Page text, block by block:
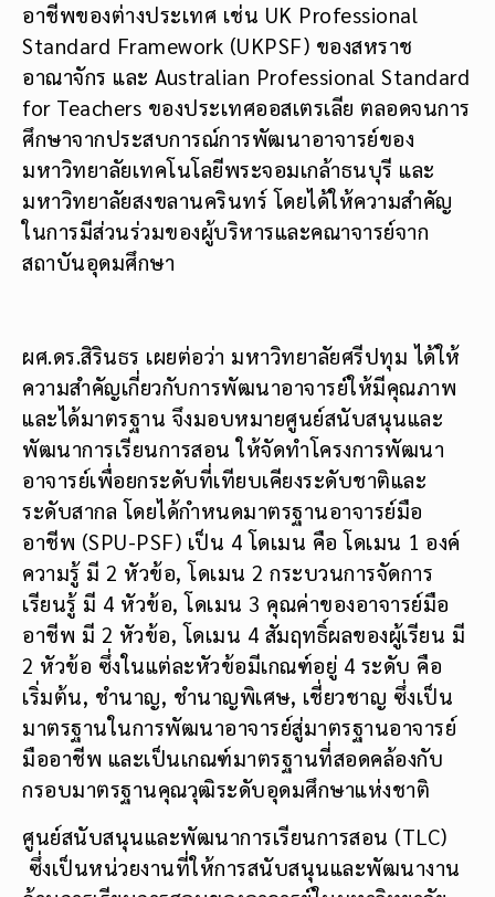
อาชีพของต่างประเทศ เช่น UK Professional
Standard Framework (UKPSF) ของสหราช
อาณาจักร และ Australian Professional Standard
for Teachers ของประเทศออสเตรเลีย ตลอดจนการ
ศึกษาจากประสบการณ์การพัฒนาอาจารย์ของ
มหาวิทยาลัยเทคโนโลยีพระจอมเกล้าธนบุรี และ
มหาวิทยาลัยสงขลานครินทร์ โดยได้ให้ความสำคัญ
ในการมีส่วนร่วมของผู้บริหารและคณาจารย์จาก
สถาบันอุดมศึกษา
ผศ.ดร.สิรินธร เผยต่อว่า มหาวิทยาลัยศรีปทุม ได้ให้
ความสำคัญเกี่ยวกับการพัฒนาอาจารย์ให้มีคุณภาพ
และได้มาตรฐาน จึงมอบหมายศูนย์สนับสนุนและ
พัฒนาการเรียนการสอน ให้จัดทำโครงการพัฒนา
อาจารย์เพื่อยกระดับที่เทียบเคียงระดับชาติและ
ระดับสากล โดยได้กำหนดมาตรฐานอาจารย์มือ
อาชีพ (SPU-PSF) เป็น 4 โดเมน คือ โดเมน 1 องค์
ความรู้ มี 2 หัวข้อ, โดเมน 2 กระบวนการจัดการ
เรียนรู้ มี 4 หัวข้อ, โดเมน 3 คุณค่าของอาจารย์มือ
อาชีพ มี 2 หัวข้อ, โดเมน 4 สัมฤทธิ์ผลของผู้เรียน มี
2 หัวข้อ ซึ่งในแต่ละหัวข้อมีเกณฑ์อยู่ 4 ระดับ คือ
เริ่มต้น, ชำนาญ, ชำนาญพิเศษ, เชี่ยวชาญ ซึ่งเป็น
มาตรฐานในการพัฒนาอาจารย์สู่มาตรฐานอาจารย์
มืออาชีพ และเป็นเกณฑ์มาตรฐานที่สอดคล้องกับ
กรอบมาตรฐานคุณวุฒิระดับอุดมศึกษาแห่งชาติ
ศูนย์สนับสนุนและพัฒนาการเรียนการสอน (TLC)
ซึ่งเป็นหน่วยงานที่ให้การสนับสนุนและพัฒนางาน